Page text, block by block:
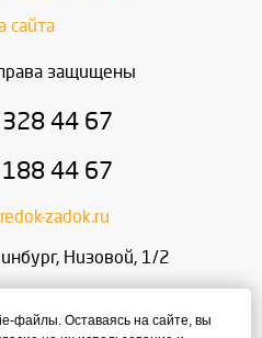
сайта
защищены
44 67
44 67
zadok.ru
, Низовой, 1/2
файлы. Оставаясь на сайте, вы